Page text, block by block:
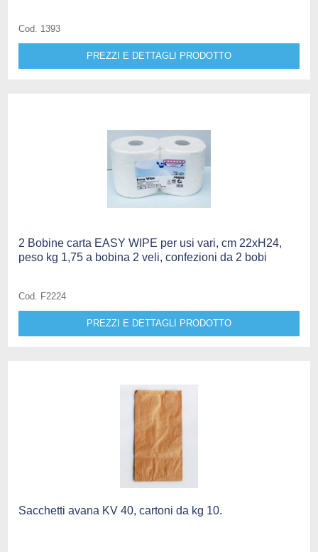
Cod. 1393
PREZZI E DETTAGLI PRODOTTO
2 Bobine carta EASY WIPE per usi vari, cm 22xH24,
peso kg 1,75 a bobina 2 veli, confezioni da 2 bobi
Cod. F2224
PREZZI E DETTAGLI PRODOTTO
Sacchetti avana KV 40, cartoni da kg 10.